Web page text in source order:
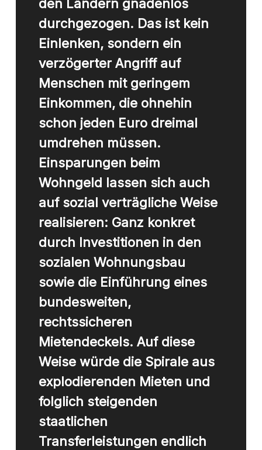
den Ländern gnadenlos
durchgezogen. Das ist kein
Einlenken, sondern ein
verzögerter Angriff auf
Menschen mit geringem
Einkommen, die ohnehin
schon jeden Euro dreimal
umdrehen müssen.
Einsparungen beim
Wohngeld lassen sich auch
auf sozial verträgliche Weise
realisieren: Ganz konkret
durch Investitionen in den
sozialen Wohnungsbau
sowie die Einführung eines
bundesweiten,
rechtssicheren
Mietendeckels. Auf diese
Weise würde die Spirale aus
explodierenden Mieten und
folglich steigenden
staatlichen
Transferleistungen endlich